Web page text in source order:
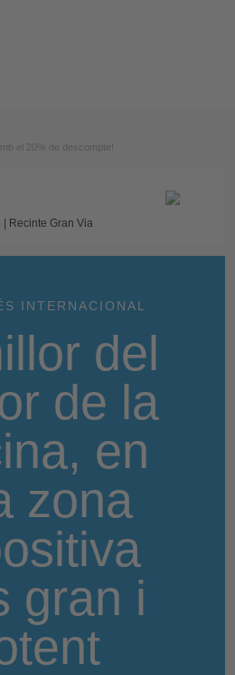
el 20% de descompte!
Recinte Gran Via
INTERNACIONAL
del
de la
en
zona
gran i